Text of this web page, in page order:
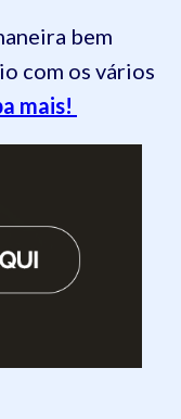
bem
com os vários
mais!